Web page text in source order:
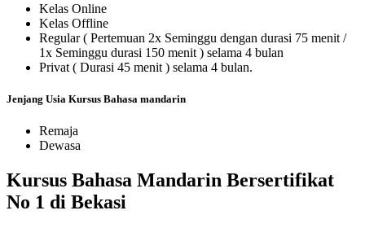
Kelas Online
Kelas Offline
Regular ( Pertemuan 2x Seminggu dengan durasi 75 menit /
1x Seminggu durasi 150 menit ) selama 4 bulan
Privat ( Durasi 45 menit ) selama 4 bulan.
Jenjang Usia Kursus Bahasa mandarin
Remaja
Dewasa
Kursus Bahasa Mandarin Bersertifikat
No 1 di Bekasi